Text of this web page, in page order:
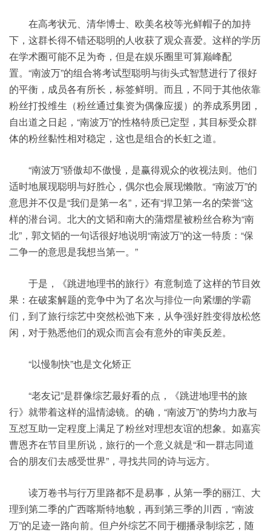
在高考状元、清华博士、欧美名校等光鲜帽子的加持
下，这群长得不错还聪明的人收获了观众喜爱。这样的学历
在学术圈可能不足为奇，但是在娱乐圈里可算巅峰配
置。“南波万”的组合将考试型聪明与街头式智慧进行了很好
的平衡，成员各有所长，标签鲜明。而且，不同于其他依靠
粉丝打投维生（粉丝通过集资为偶像应援）的养成系男团，
自出道之日起，“南波万”的性格特质已定型，其目标受众群
体的粉丝黏性相对稳定，这也是组合的长虹之道。
“南波万”骄傲却不傲慢，是赢得观众的收视法则。他们
适时地展现聪明与好胜心，偶尔也会展现懒散。“南波万”的
意思并不仅是“我们是第一名”，还有“捍卫第一名的荣誉”这
样的潜台词。北大的文韬和南大的蒲熠星被粉丝合称为“南
北”，郭文韬的一句话很好地说明“南波万”的这一特质：“保
二争一的意思是我想当第一。”
于是，《跳进地理书的旅行》有意制造了这样的节目效
果：在破案解题的竞争中为了名次与排位一向紧绷的学霸
们，到了旅行综艺中突然松弛下来，从争强好胜变得放松悠
闲，对于熟悉他们的观众而言会有意外的审美反差。
“以慢制快”也是文化矫正
“老友记”是群像综艺最好看的点，《跳进地理书的旅
行》就带着这样的温情滤镜。的确，“南波万”的势均力敌与
互怼互助一定程度上满足了粉丝对理想友谊的想象。如嘉宾
曹恩齐在节目里所说，旅行的一个意义就是“和一群志同道
合的朋友们去感受世界”，寻找共同的诗与远方。
读万卷书与行万里路都不是易事，从第一季的丽江、大
理到第二季的广西喀斯特地貌，再到第三季的川西，“南波
万”的足迹一路向前。但户外综艺不同于棚播录制综艺，随